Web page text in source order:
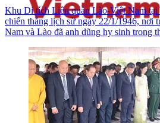
Khu Di tích Liên quân Lào-Việt Nam
chiến thắng lịch sử ngày 22/1/1946, nơi
Nam và Lào đã anh dũng hy sinh trong